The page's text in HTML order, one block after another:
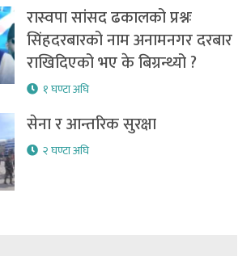
रास्वपा सांसद ढकालको प्रश्नः
सिंहदरबारको नाम अनामनगर दरबार
राखिदिएको भए के बिग्रन्थ्यो ?
१ घण्टा अघि
सेना र आन्तरिक सुरक्षा
२ घण्टा अघि